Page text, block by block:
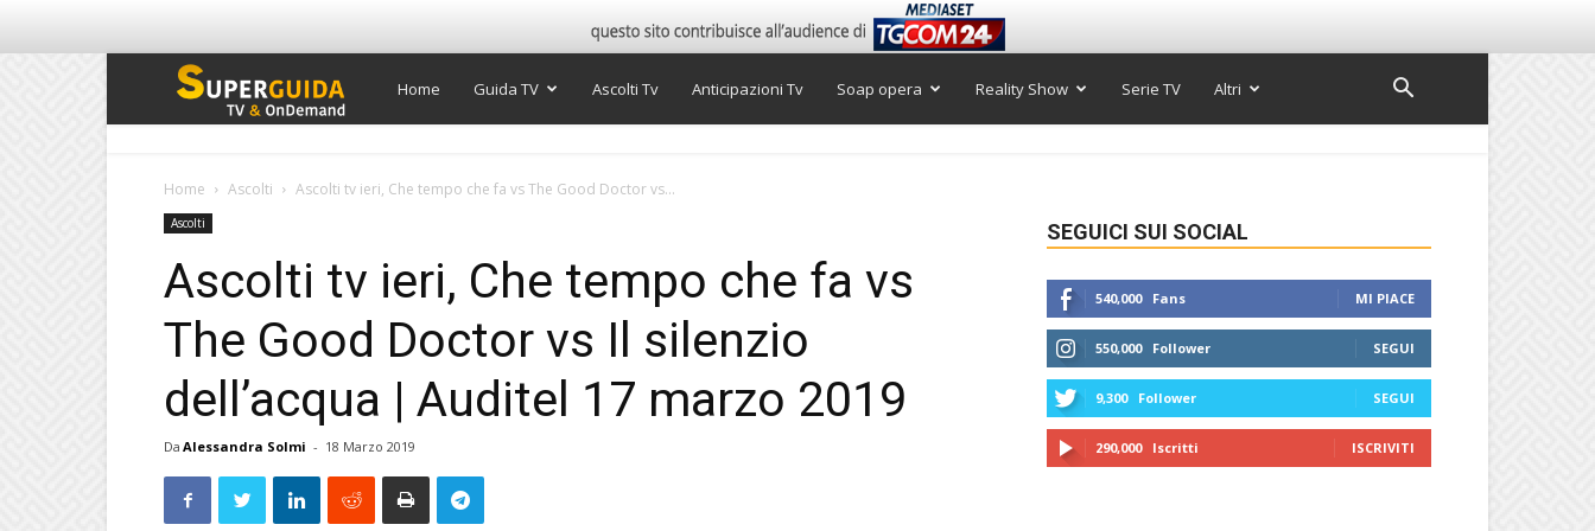
Super
Home Guida TV Ascolti Tv Anticipazioni Tv Soap opera Reality Show Serie TV Altri
Home Ascolti Ascolti tv ieri, Che tempo che fa vs The Good Doctor vs...
Ascolti
Ascolti tv ieri, Che tempo che fa vs
The Good Doctor vs Il silenzio
dell’acqua | Auditel 17 marzo 2019
Da Alessandra Solmi - 18 Marzo 2019
SEGUICI SUI SOCIAL
540,000 Fans MI PIACE
550,000 Follower SEGUI
9,300 Follower SEGUI
290,000 Iscritti ISCRIVITI